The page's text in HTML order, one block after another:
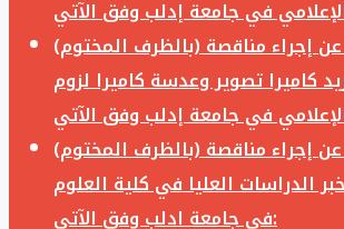
إجراء مناقصة (بالظرف المختوم)
كاميرا تصوير وعدسة كاميرا لزوم
إجراء مناقصة (بالظرف المختوم)
الدراسات العليا في كلية العلوم
في جامعة ادلب وفق الآتي: